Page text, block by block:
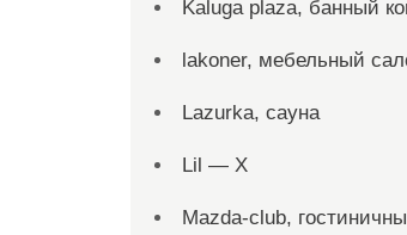
Kaluga plaza, банный
lakoner, мебельный
Lazurka, сауна
Lil — X
Mazda-club,